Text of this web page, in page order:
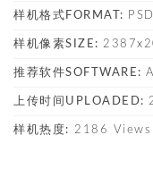
样机格式FORMAT: PSD
样机像素SIZE:
推荐软件SOFTWARE:
上传时间UPLOADED:
样机热度: 2186 Views